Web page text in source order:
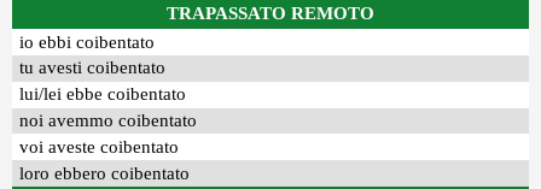
TRAPASSATO REMOTO
io ebbi coibentato
tu avesti coibentato
lui/lei ebbe coibentato
noi avemmo coibentato
voi aveste coibentato
loro ebbero coibentato